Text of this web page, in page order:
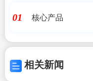
01 核心产品
相关新闻